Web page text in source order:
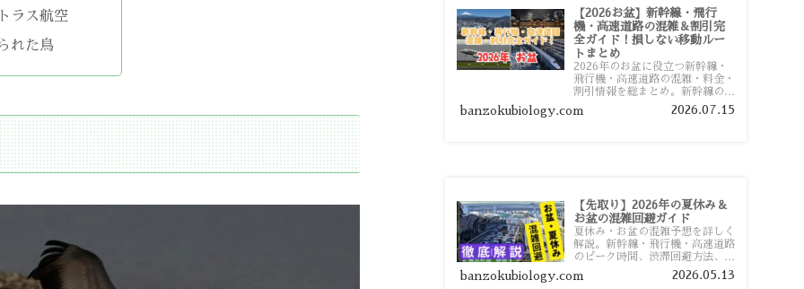
ラス航空
れた鳥
【2026お盆】新幹線・飛行
機・高速道路の混雑＆割引完
全ガイド！損しない移動ルー
トまとめ
2026年のお盆に役立つ新幹線・
飛行機・高速道路の混雑・料金・
割引情報を総まとめ。新幹線の予
約や最繁忙期料金、飛行機を安く
予約するコツ、高速道路の休日割
banzokubiology.com 2026.07.15
【先取り】2026年の夏休み＆
お盆の混雑回避ガイド
夏休み・お盆の混雑予想を詳しく
解説。新幹線・飛行機・高速道路
のピーク時間、渋滞回避方法、混
雑しやすい観光地、交通手段別の
特徴まで旅行者向けに分かりやす
banzokubiology.com 2026.05.13